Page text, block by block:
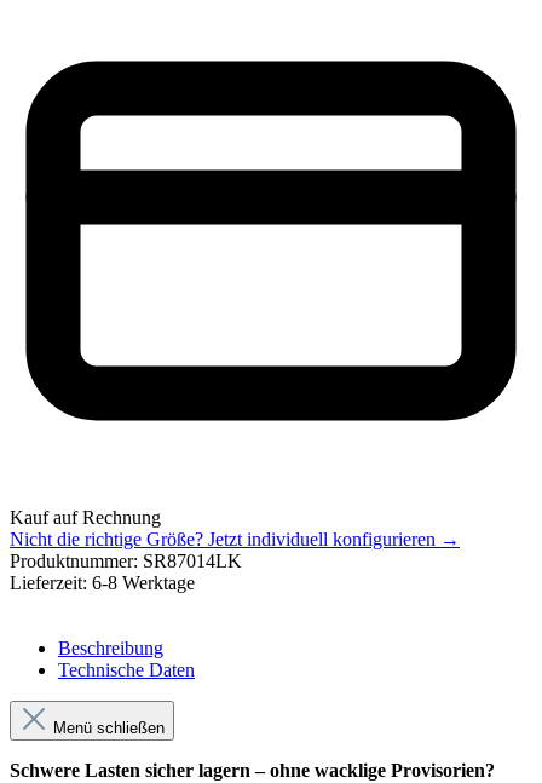
Kauf auf Rechnung
Nicht die richtige Größe? Jetzt individuell konfigurieren →
Produktnummer: SR87014LK
Lieferzeit: 6-8 Werktage
Beschreibung
Technische Daten
Menü schließen
Schwere Lasten sicher lagern – ohne wacklige Provisorien?